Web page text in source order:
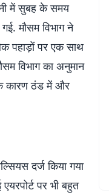
में सुबह के समय
मौसम विभाग ने
पहाड़ों पर एक साथ
विभाग का अनुमान
के कारण ठंड में और
दर्ज किया गया
पर भी बहुत